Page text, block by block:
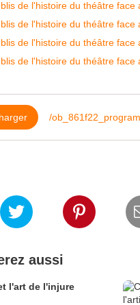
/
aussi
l'art de l'injure